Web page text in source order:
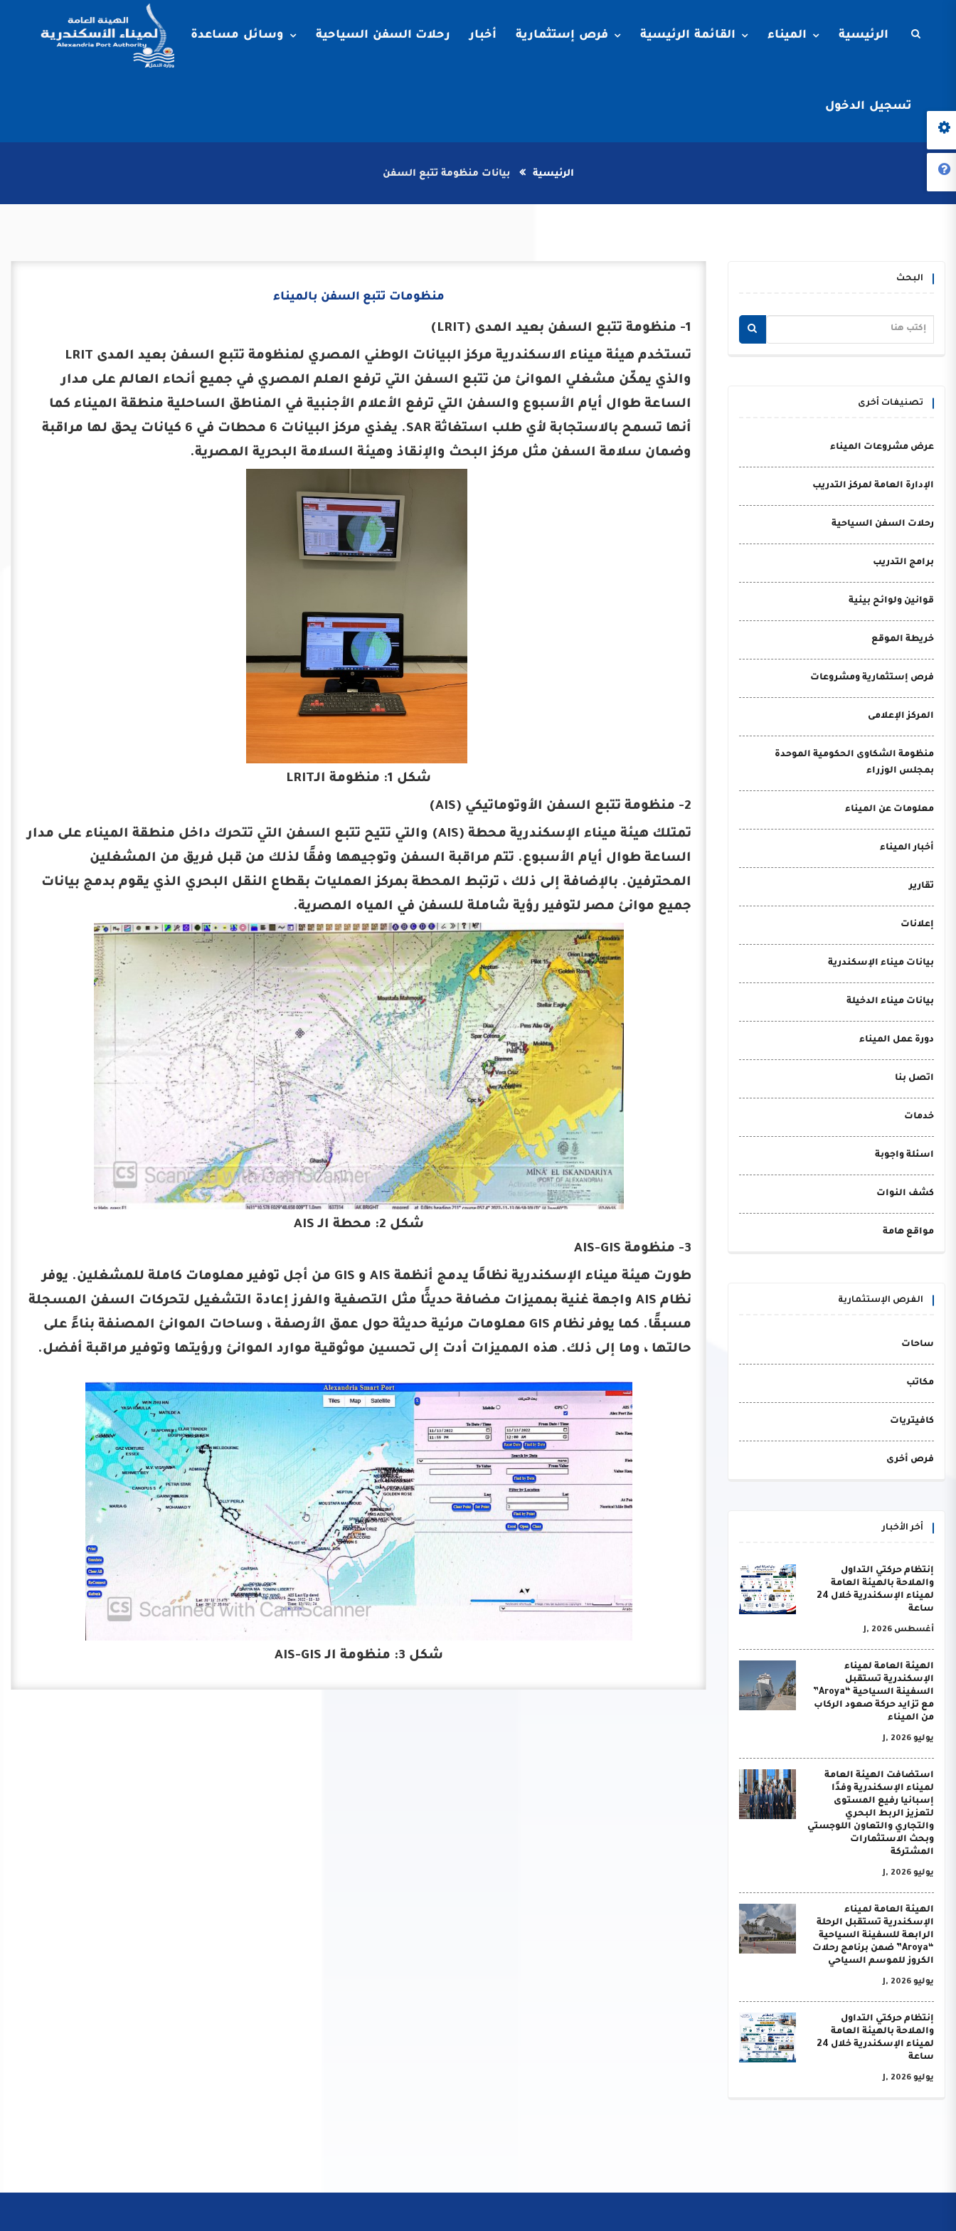
الرئيسية الميناء القائمة الرئيسية فرص إستثمارية أخبار رحلات السفن السياحية وسائل مساعدة
تسجيل الدخول
الرئيسية بيانات منظومة تتبع السفن
البحث
تصنيفات أخرى
عرض مشروعات الميناء
الإدارة العامة لمركز التدريب
رحلات السفن السياحية
برامج التدريب
قوانين ولوائح بيئية
خريطة الموقع
فرص إستثمارية ومشروعات
المركز الإعلامى
منظومة الشكاوى الحكومية الموحدة
بمجلس الوزراء
معلومات عن الميناء
أخبار الميناء
تقارير
إعلانات
بيانات ميناء الإسكندرية
بيانات ميناء الدخيلة
دورة عمل الميناء
اتصل بنا
خدمات
اسئلة واجوبة
كشف النوات
مواقع هامة
الفرص الإستثمارية
ساحات
مكاتب
كافيتريات
فرص أخرى
أخر الأخبار
إنتظام حركتي التداول
والملاحة بالهيئة العامة
لميناء الإسكندرية خلال 24
ساعة
أغسطس J, 2026
الهيئة العامة لميناء
الإسكندرية تستقبل
السفينة السياحية “Aroya”
مع تزايد حركة صعود الركاب
من الميناء
يوليو J, 2026
استضافت الهيئة العامة
لميناء الإسكندرية وفدًا
إسبانيا رفيع المستوى
لتعزيز الربط البحري
والتجاري والتعاون اللوجستي
وبحث الاستثمارات
المشتركة
يوليو J, 2026
الهيئة العامة لميناء
الإسكندرية تستقبل الرحلة
الرابعة للسفينة السياحية
“Aroya” ضمن برنامج رحلات
الكروز للموسم السياحي
يوليو J, 2026
إنتظام حركتي التداول
والملاحة بالهيئة العامة
لميناء الإسكندرية خلال 24
ساعة
يوليو J, 2026
منظومات تتبع السفن بالميناء
1- منظومة تتبع السفن بعيد المدى (LRIT)
تستخدم هيئة ميناء الاسكندرية مركز البيانات الوطني المصري لمنظومة تتبع السفن بعيد المدى LRIT
والذي يمكّن مشغلي الموانئ من تتبع السفن التي ترفع العلم المصري في جميع أنحاء العالم على مدار
الساعة طوال أيام الأسبوع والسفن التي ترفع الأعلام الأجنبية في المناطق الساحلية منطقة الميناء كما
أنها تسمح بالاستجابة لأي طلب استغاثة SAR. يغذي مركز البيانات 6 محطات في 6 كيانات يحق لها مراقبة
وضمان سلامة السفن مثل مركز البحث والإنقاذ وهيئة السلامة البحرية المصرية.
شكل 1: منظومة الـLRIT
2- منظومة تتبع السفن الأوتوماتيكي (AIS)
تمتلك هيئة ميناء الإسكندرية محطة (AIS) والتي تتيح تتبع السفن التي تتحرك داخل منطقة الميناء على مدار
الساعة طوال أيام الأسبوع. تتم مراقبة السفن وتوجيهها وفقًا لذلك من قبل فريق من المشغلين
المحترفين. بالإضافة إلى ذلك ، ترتبط المحطة بمركز العمليات بقطاع النقل البحري الذي يقوم بدمج بيانات
جميع موانئ مصر لتوفير رؤية شاملة للسفن في المياه المصرية.
شكل 2: محطة الـ AIS
3- منظومة AIS-GIS
طورت هيئة ميناء الإسكندرية نظامًا يدمج أنظمة AIS و GIS من أجل توفير معلومات كاملة للمشغلين. يوفر
نظام AIS واجهة غنية بمميزات مضافة حديثًا مثل التصفية والفرز إعادة التشغيل لتحركات السفن المسجلة
مسبقًا. كما يوفر نظام GIS معلومات مرئية حديثة حول عمق الأرصفة ، وساحات الموانئ المصنفة بناءً على
حالتها ، وما إلى ذلك. هذه المميزات أدت إلى تحسين موثوقية موارد الموانئ ورؤيتها وتوفير مراقبة أفضل.
شكل 3: منظومة الـ AIS-GIS